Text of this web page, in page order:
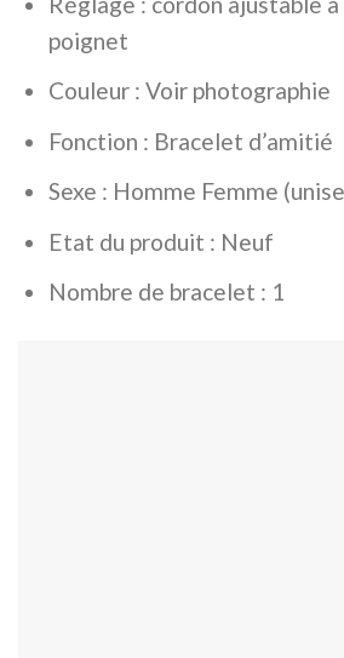
poignet
Couleur : Voir photographie
Fonction : Bracelet d’amitié
Sexe : Homme Femme
Etat du produit : Neuf
Nombre de bracelet : 1